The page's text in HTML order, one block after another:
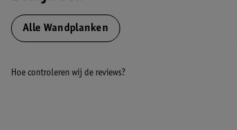
Alle Wandplanken
Hoe controleren wij de reviews?